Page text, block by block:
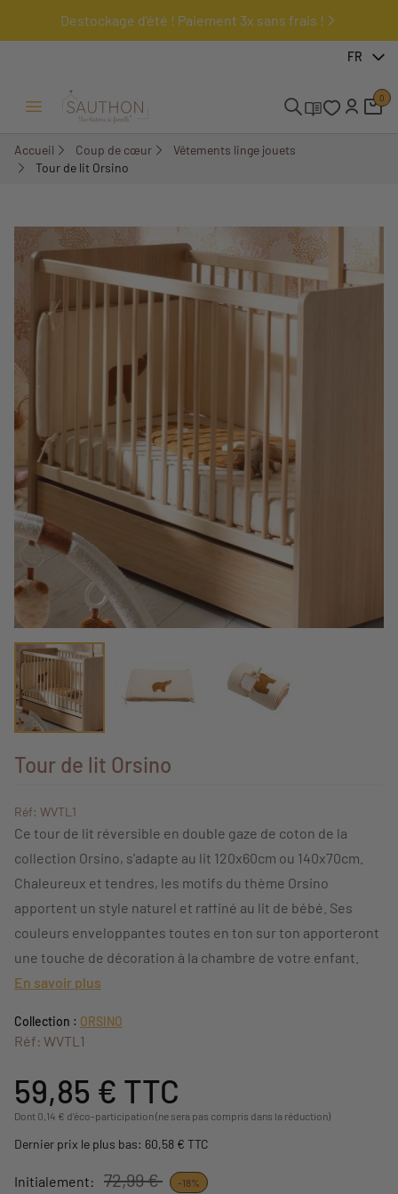
Destockage d'été ! Paiement 3x sans frais !
FR
Ouvrir/Fermer menu
0
Accueil Coup de cœur
Vêtements linge jouets
Tour de lit Orsino
Tour de lit Orsino
Réf: WVTL1
Ce tour de lit réversible en double gaze de coton de la
collection Orsino, s'adapte au lit 120x60cm ou 140x70cm.
Chaleureux et tendres, les motifs du thème Orsino
apportent un style naturel et raffiné au lit de bébé. Ses
couleurs enveloppantes toutes en ton sur ton apporteront
une touche de décoration à la chambre de votre enfant.
En savoir plus
Collection : ORSINO
Réf: WVTL1
59,85 € TTC
Dont 0,14 € d'éco-participation (ne sera pas compris dans la réduction)
Dernier prix le plus bas: 60,58 € TTC
Initialement: 72,99 € -18%